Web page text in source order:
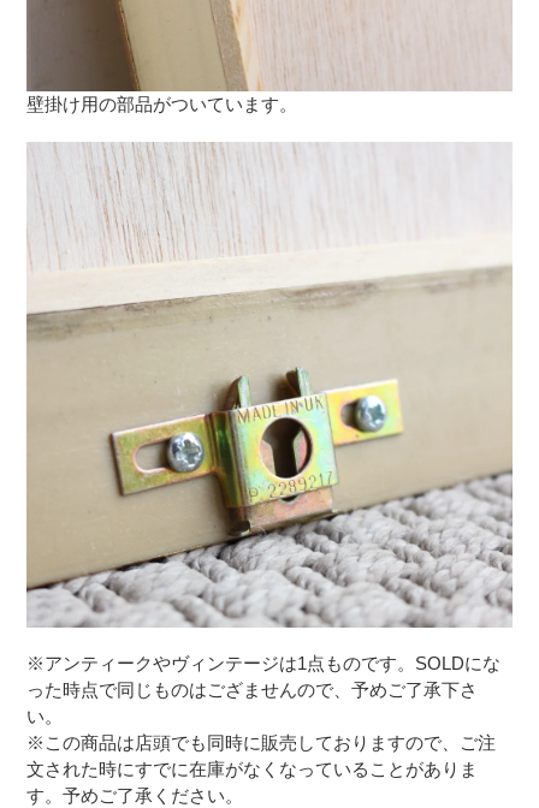
壁掛け用の部品がついています。
※アンティークやヴィンテージは1点ものです。SOLDにな
った時点で同じものはござませんので、予めご了承下さ
い。
※この商品は店頭でも同時に販売しておりますので、ご注
文された時にすでに在庫がなくなっていることがありま
す。予めご了承ください。